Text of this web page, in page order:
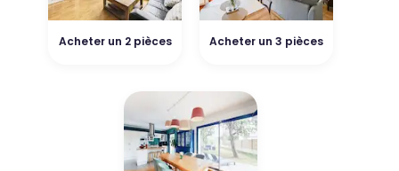
Acheter un 2 pièces Acheter un 3 pièces